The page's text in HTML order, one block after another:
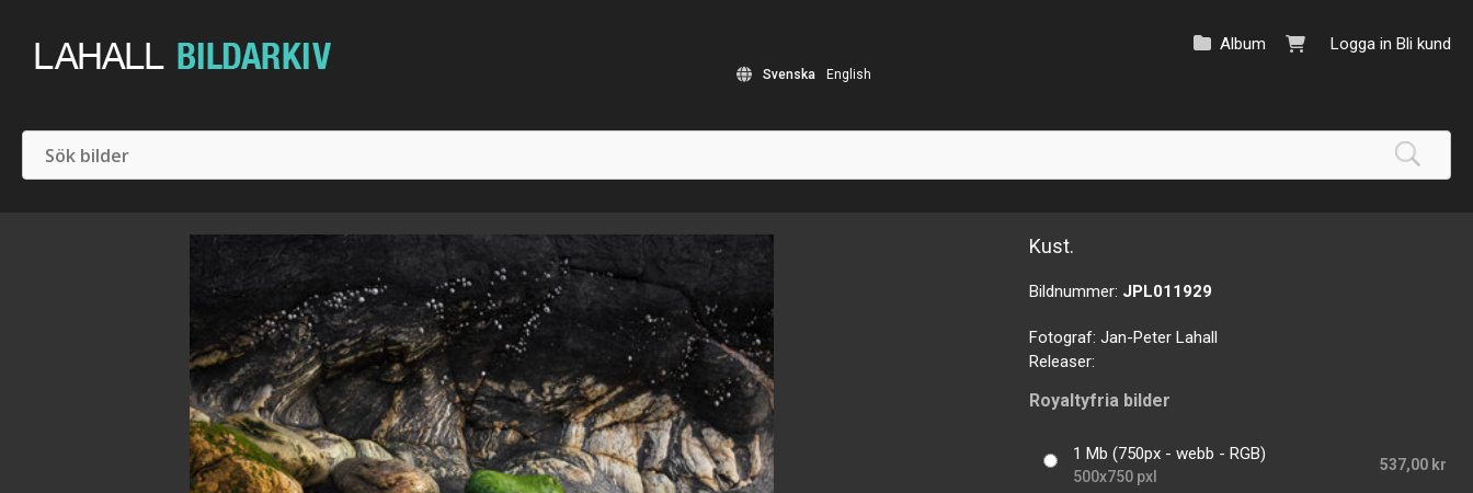
Logga in Bli kund
Album
Svenska English
Kust.
Bildnummer: JPL011929
Fotograf:Jan-Peter Lahall
Releaser:
Royaltyfria bilder
1 Mb (750px - webb - RGB)
500x750 pxl
537,00 kr